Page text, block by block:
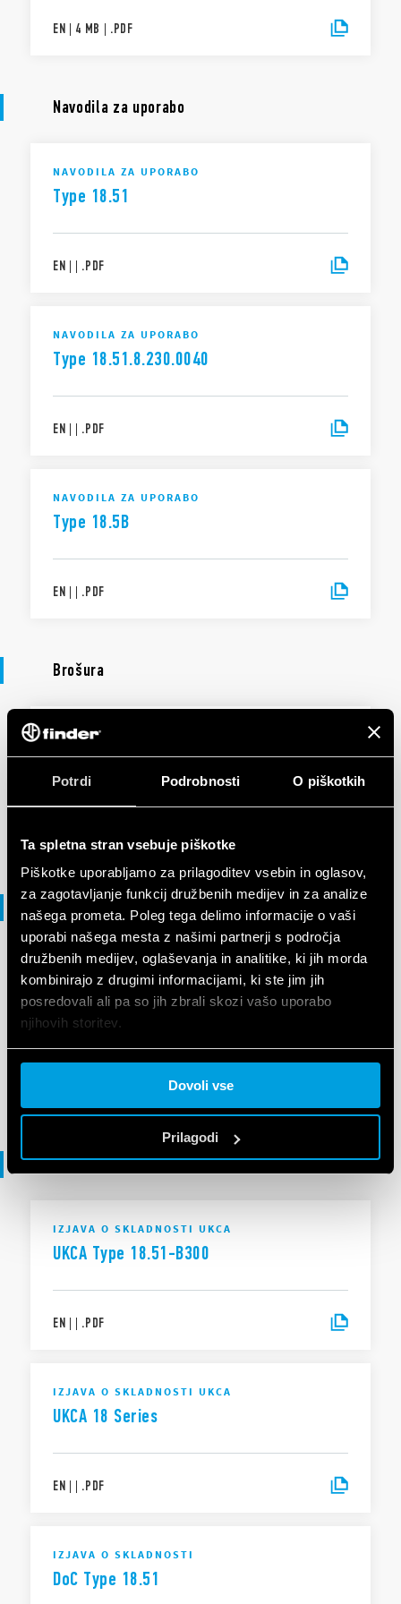
Potrdi Podrobnosti O piškotkih
Ta spletna stran vsebuje piškotke
Piškotke uporabljamo za prilagoditev vsebin in oglasov,
za zagotavljanje funkcij družbenih medijev in za analize
našega prometa. Poleg tega delimo informacije o vaši
uporabi našega mesta z našimi partnerji s področja
družbenih medijev, oglaševanja in analitike, ki jih morda
kombinirajo z drugimi informacijami, ki ste jim jih
posredovali ali pa so jih zbrali skozi vašo uporabo
njihovih storitev.
Cookie policy.
Dovoli vse
Prilagodi
EN | 4 MB | .PDF
Navodila za uporabo
NAVODILA ZA UPORABO
Type 18.51
EN | | .PDF
NAVODILA ZA UPORABO
Type 18.51.8.230.0040
EN | | .PDF
NAVODILA ZA UPORABO
Type 18.5B
EN | | .PDF
Brošura
BROŠURA
Lighting management
Vodnik za izbiro
VODNIK ZA IZBIRO
Selection guide - Movement and
presence detectors - 18 Series
Izjava o skladnosti
IZJAVA O SKLADNOSTI UKCA
UKCA Type 18.51-B300
EN | | .PDF
IZJAVA O SKLADNOSTI UKCA
UKCA 18 Series
EN | | .PDF
IZJAVA O SKLADNOSTI
DoC Type 18.51